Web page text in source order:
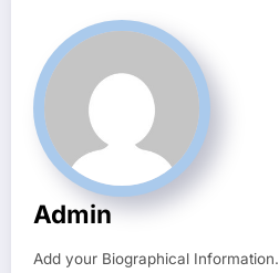
Admin
Add your Biographical Information.